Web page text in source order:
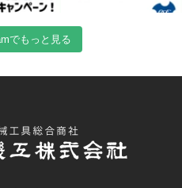
でもっと見る